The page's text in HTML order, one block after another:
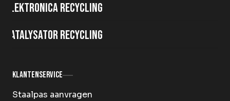
Elektronica recycling
Katalysator recycling
Klantenservice
Staalpas aanvragen